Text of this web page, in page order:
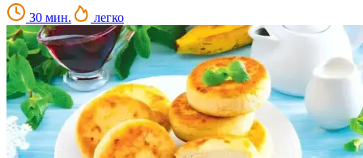
30 мин. легко